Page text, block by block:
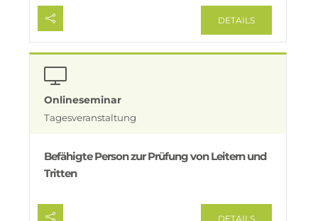
DETAILS
Onlineseminar
Tagesveranstaltung
Befähigte Person zur Prüfung von Leitern und
Tritten
DETAILS